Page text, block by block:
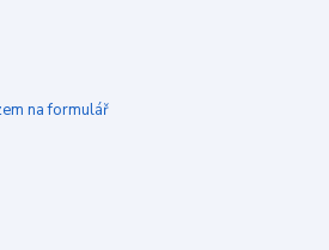
na formulář